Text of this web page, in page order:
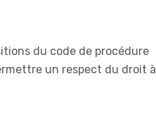
du code de procédure
un respect du droit à